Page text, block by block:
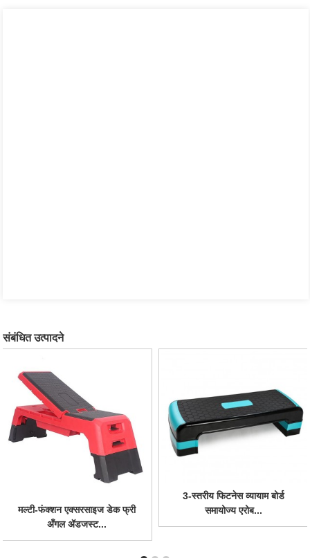
संबंधित उत्पादने
समायोज्य एरोब...
मल्टी-फंक्शन एरोबिक स्टेपर
फिटनेस स्टेप बोआ...